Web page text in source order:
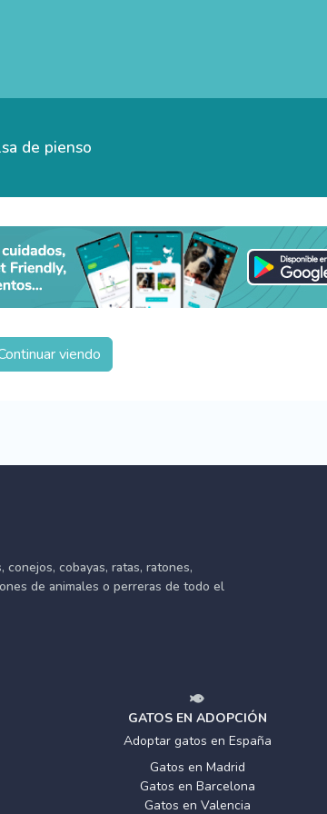
de pienso
viendo
cobayas, ratas, ratones,
de animales o perreras de todo el
GATOS EN ADOPCIÓN
Adoptar gatos en España
Gatos en Madrid
Gatos en Barcelona
Gatos en Valencia